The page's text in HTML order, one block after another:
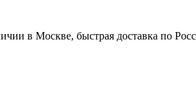
в Москве, быстрая доставка по